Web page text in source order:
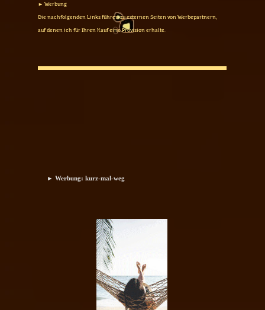
► Werbung
Die nachfolgenden Links führen zu externen Seiten von Werbepartnern,
auf denen ich für Ihren Kauf eine Provision erhalte.
► Werbung: kurz-mal-weg